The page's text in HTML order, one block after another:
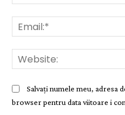
Salvați numele meu, adresa
browser pentru data viitoare i